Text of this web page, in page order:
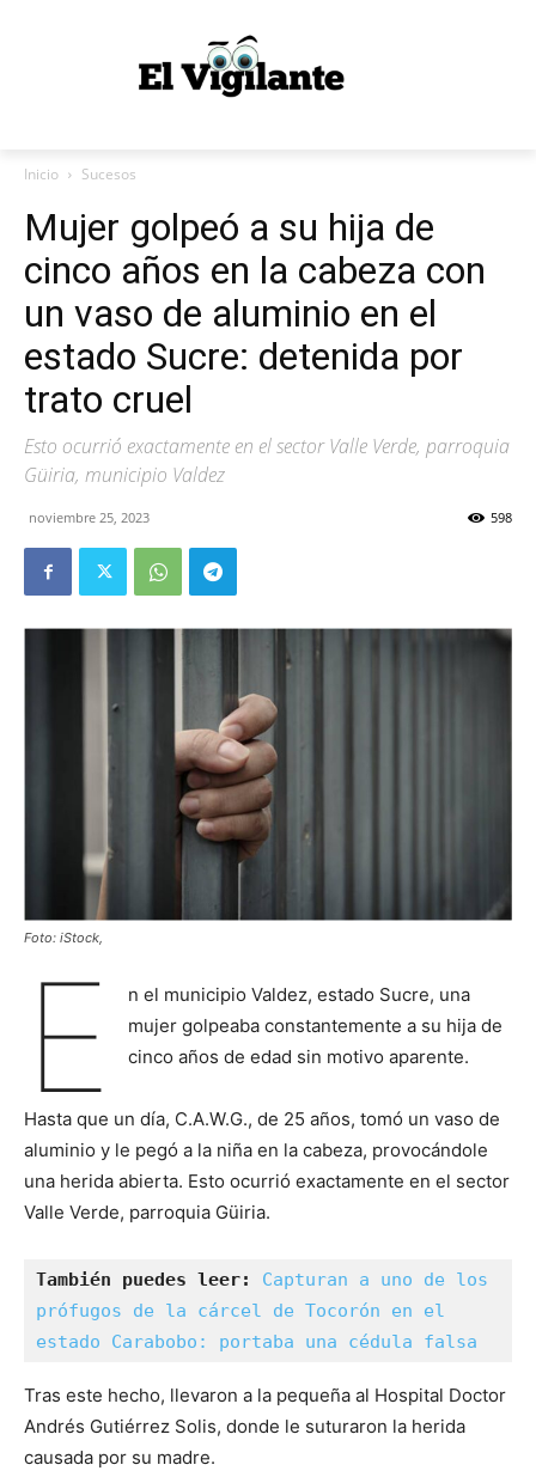
Inicio Sucesos
Mujer golpeó a su hija de
cinco años en la cabeza con
un vaso de aluminio en el
estado Sucre: detenida por
trato cruel
Esto ocurrió exactamente en el sector Valle Verde, parroquia
Güiria, municipio Valdez
noviembre 25, 2023 598
Foto: iStock,
E
n el municipio Valdez, estado Sucre, una
mujer golpeaba constantemente a su hija de
cinco años de edad sin motivo aparente.
Hasta que un día, C.A.W.G., de 25 años, tomó un vaso de
aluminio y le pegó a la niña en la cabeza, provocándole
una herida abierta. Esto ocurrió exactamente en el sector
Valle Verde, parroquia Güiria.
También puedes leer: Capturan a uno de los
prófugos de la cárcel de Tocorón en el
estado Carabobo: portaba una cédula falsa
Tras este hecho, llevaron a la pequeña al Hospital Doctor
Andrés Gutiérrez Solis, donde le suturaron la herida
causada por su madre.